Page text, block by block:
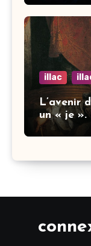
illac
L’avenir
un « je ».